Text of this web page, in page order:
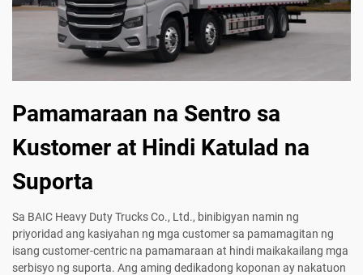
Pamamaraan na Sentro sa
Kustomer at Hindi Katulad na
Suporta
Sa BAIC Heavy Duty Trucks Co., Ltd., binibigyan namin ng
priyoridad ang kasiyahan ng mga customer sa pamamagitan ng
isang customer-centric na pamamaraan at hindi maikakailang mga
serbisyo ng suporta. Ang aming dedikadong koponan ay nakatuon